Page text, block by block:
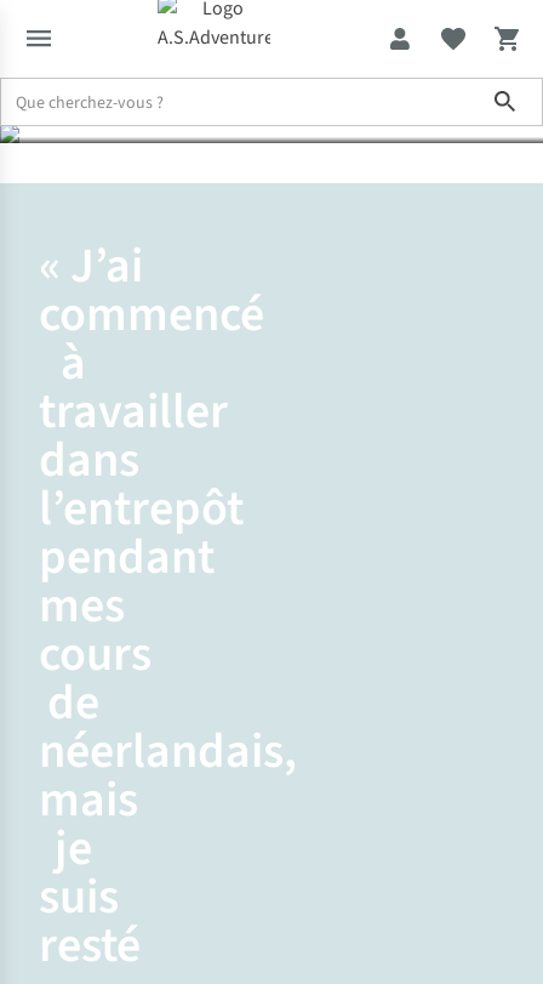
dans l’entrepôt
« J’ai
commencé
à
travailler
dans
l’entrepôt
pendant
mes
cours
de
néerlandais,
mais
je
suis
resté